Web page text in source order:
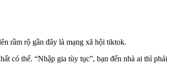
rầm rộ gần đây là mạng xã hội tiktok.
có thể. “Nhập gia tùy tục”, bạn đến nhà ai thì phải